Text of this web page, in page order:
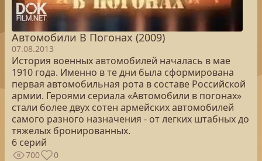
Автомобили В Погонах (2009)
07.08.2013
История военных автомобилей началась в мае
1910 года. Именно в те дни была сформирована
первая автомобильная рота в составе Российской
армии. Героями сериала «Автомобили в погонах»
стали более двух сотен армейских автомобилей
самого разного назначения - от легких штабных до
тяжелых бронированных.
6 серий
700 0